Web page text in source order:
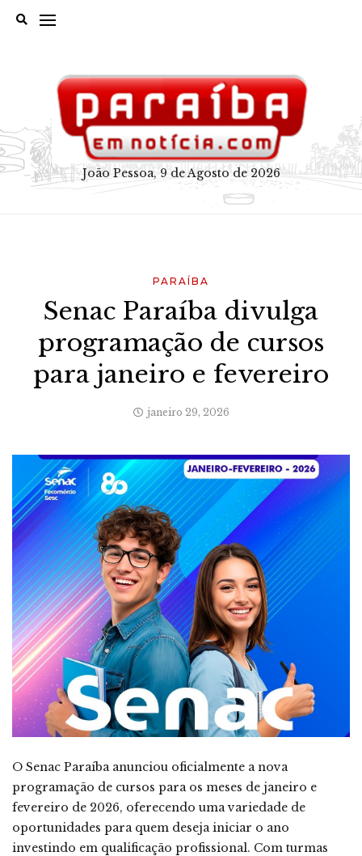
João Pessoa, 9 de Agosto de 2026
PARAÍBA
Senac Paraíba divulga
programação de cursos
para janeiro e fevereiro
janeiro 29, 2026
O Senac Paraíba anunciou oficialmente a nova
programação de cursos para os meses de janeiro e
fevereiro de 2026, oferecendo uma variedade de
oportunidades para quem deseja iniciar o ano
investindo em qualificação profissional. Com turmas